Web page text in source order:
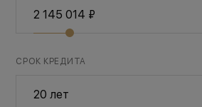
СРОК КРЕДИТА